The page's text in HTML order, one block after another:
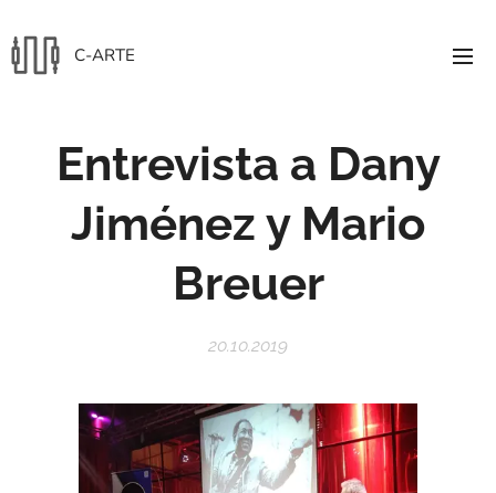
C-ARTE
Entrevista a Dany
Jiménez y Mario
Breuer
20.10.2019